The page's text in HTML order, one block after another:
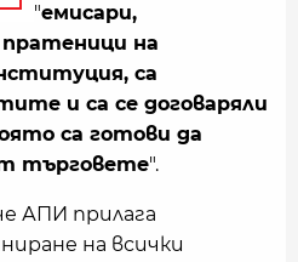
"емисари,
на
са
и са се договаряли
са готови да
търговете".
АПИ прилага
на всички